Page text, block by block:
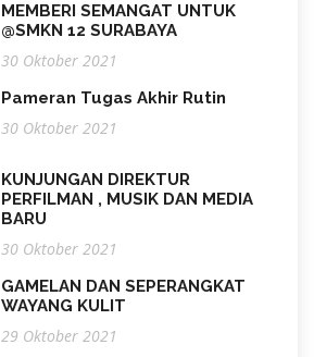
MEMBERI SEMANGAT UNTUK
@SMKN 12 SURABAYA
30 Oktober 2021
Pameran Tugas Akhir Rutin
30 Oktober 2021
KUNJUNGAN DIREKTUR
PERFILMAN , MUSIK DAN MEDIA
BARU
30 Oktober 2021
GAMELAN DAN SEPERANGKAT
WAYANG KULIT
29 Oktober 2021